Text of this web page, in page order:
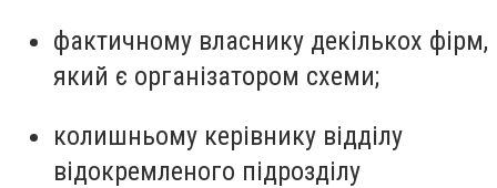
фактичному власнику декількох фірм,
який є організатором схеми;
колишньому керівнику відділу
відокремленого підрозділу